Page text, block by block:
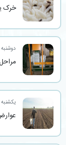
خرک
دوشنبه ، 8 شهریور
یکشنبه ، 5 آذر